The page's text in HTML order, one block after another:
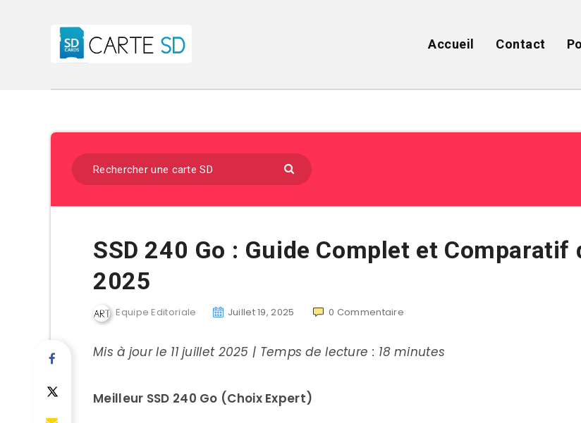
Accueil Contact
SSD 240 Go : Guide Complet et
2025
Equipe Editoriale Juillet 19, 2025 0 Commentaire
Mis à jour le 11 juillet 2025 | Temps de lecture : 18 minutes
Meilleur SSD 240 Go (Choix Expert)